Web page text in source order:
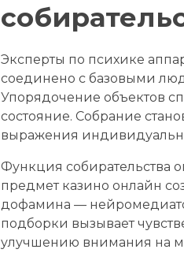
Эксперты по психике
соединено с базовыми
Упорядочение объектов
состояние. Собрание
выражения
Функция собирательства
предмет казино онлайн
дофамина —
подборки вызывает
улучшению внимания на